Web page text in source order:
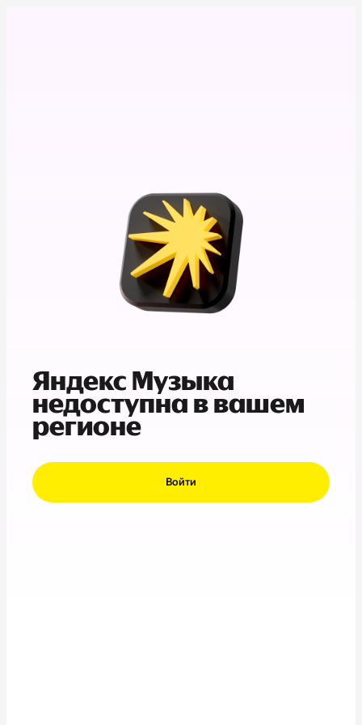
Яндекс Музыка
недоступна в вашем
регионе
Войти